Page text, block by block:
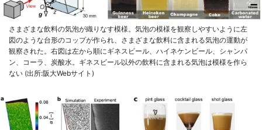
さまざまな飲料の気泡が織りなす模様。気泡の模様を観察しやすいように左
図のような台形のコップが作られ、さまざまな飲料に含まれる気泡の運動が
観察された。右図は左から順にギネスビール、ハイネケンビール、シャンパ
ン、コーラ、炭酸水。ギネスビール以外の飲料に含まれる気泡は模様を作ら
ない (出所:阪大Webサイト)